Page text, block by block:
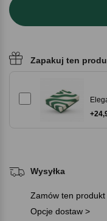
Zapakuj ten
Wysyłka
Zamów ten
Opcje dostaw >